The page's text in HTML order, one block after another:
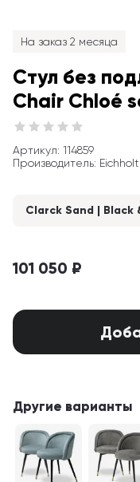
На заказ 2 месяца
Стул без
Chair Chloé
Артикул: 114859
Производитель:
Clarck Sand | Black
101 050 ₽
Другие варианты